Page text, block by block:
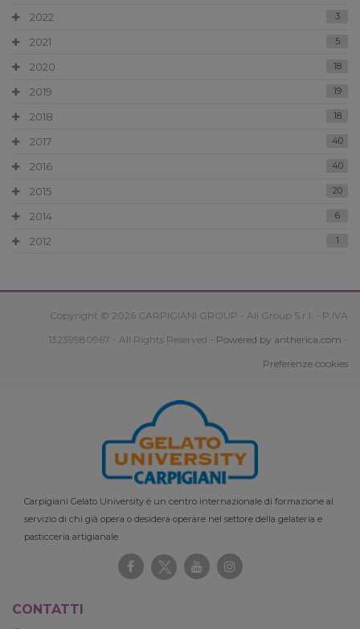
2022 3
2021 5
2020 18
2019 19
2018 18
2017 40
2016 40
2015 20
2014 6
2012 1
Copyright © 2026 CARPIGIANI GROUP - Ali Group S.r.l. - P.IVA
13239980967 - All Rights Reserved - Powered by antherica.com -
Preferenze cookies
Carpigiani Gelato University è un centro internazionale di formazione al
servizio di chi già opera o desidera operare nel settore della gelateria e
pasticceria artigianale.
CONTATTI